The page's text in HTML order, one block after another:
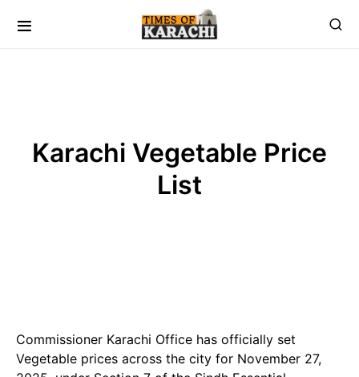
Karachi Vegetable Price
List
Commissioner Karachi Office has officially set
Vegetable prices across the city for November 27,